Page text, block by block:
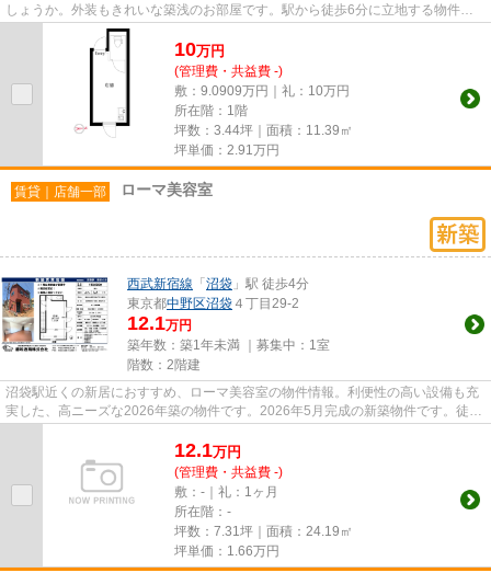
しょうか。外装もきれいな築浅のお部屋です。駅から徒歩6分に立地する物件で
10万円
(管理費・共益費 -)
敷：9.0909万円｜礼：10万円
所在階：1階
坪数：3.44坪｜面積：11.39㎡
坪単価： 2.91万円
賃貸｜店舗一部 ローマ美容室
西武新宿線 「 沼袋 」駅 徒歩4分
東京都中野区沼袋 ４丁目29-2
12.1万円
築年数：築1年未満 ｜募集中： 1室
階数：2階建
沼袋駅近くの新居におすすめ、ローマ美容室の物件情報。利便性の高い設備も充
実した、高ニーズな2026年築の物件です。2026年5月完成の新築物件です。徒歩
12.1万円
(管理費・共益費 -)
敷：-｜礼：1ヶ月
所在階：-
坪数：7.31坪｜面積：24.19㎡
坪単価： 1.66万円